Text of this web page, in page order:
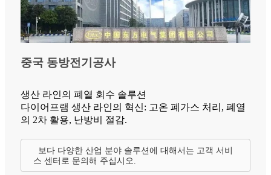
중국 동방전기공사
생산 라인의 폐열 회수 솔루션
다이어프램 생산 라인의 혁신: 고온 폐가스 처리, 폐열
의 2차 활용, 난방비 절감.
보다 다양한 산업 분야 솔루션에 대해서는 고객 서비
스 센터로 문의해 주십시오.